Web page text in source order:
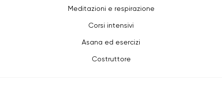
Meditazioni e respirazione
Corsi intensivi
Asana ed esercizi
Costruttore